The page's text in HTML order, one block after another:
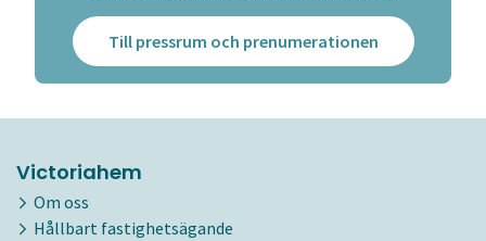
Till pressrum och prenumerationen
Victoriahem
Om oss
Hållbart fastighetsägande